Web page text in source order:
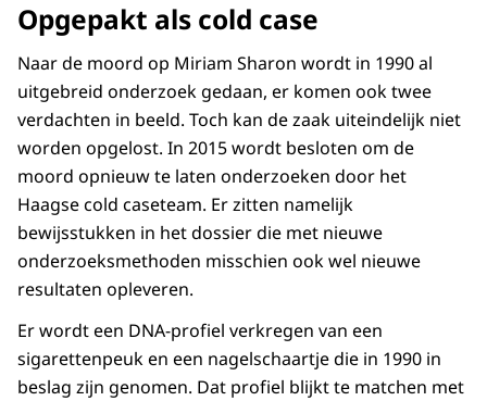
Opgepakt als cold case
Naar de moord op Miriam Sharon wordt in 1990 al
uitgebreid onderzoek gedaan, er komen ook twee
verdachten in beeld. Toch kan de zaak uiteindelijk niet
worden opgelost. In 2015 wordt besloten om de
moord opnieuw te laten onderzoeken door het
Haagse cold caseteam. Er zitten namelijk
bewijsstukken in het dossier die met nieuwe
onderzoeksmethoden misschien ook wel nieuwe
resultaten opleveren.
Er wordt een DNA-profiel verkregen van een
sigarettenpeuk en een nagelschaartje die in 1990 in
beslag zijn genomen. Dat profiel blijkt te matchen met